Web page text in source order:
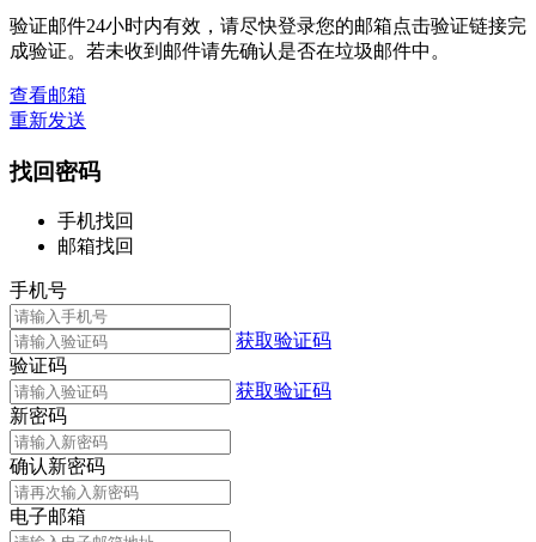
验证邮件24小时内有效，请尽快登录您的邮箱点击验证链接完
成验证。若未收到邮件请先确认是否在垃圾邮件中。
查看邮箱
重新发送
找回密码
手机找回
邮箱找回
手机号
获取验证码
验证码
获取验证码
新密码
确认新密码
电子邮箱